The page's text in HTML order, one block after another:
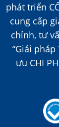
phát triển
cung cấp
chỉnh, tư
“Giải pháp
ưu CHI